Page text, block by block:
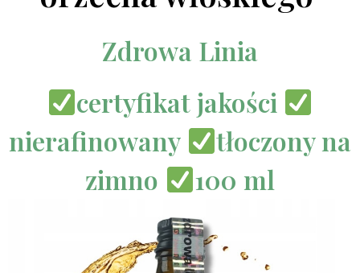
Zdrowa Linia
certyfikat jakości
nierafinowany
tłoczony na
zimno
100 ml